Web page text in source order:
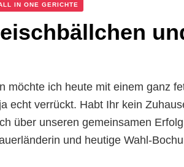
IN ONE GERICHTE
möchte ich heute mit einem ganz
echt verrückt. Habt Ihr kein
über unseren gemeinsamen
und heutige Wahl-